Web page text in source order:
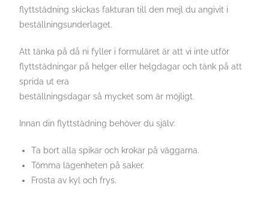
flyttstädning skickas fakturan till den mejl du angivit i
beställningsunderlaget.
Att tänka på då ni fyller i formuläret är att vi inte utför
flyttstädningar på helger eller helgdagar och tänk på att
sprida ut era
beställningsdagar så mycket som är möjligt.
Innan din flyttstädning behöver du själv:
Ta bort alla spikar och krokar på väggarna.
Tömma lägenheten på saker.
Frosta av kyl och frys.